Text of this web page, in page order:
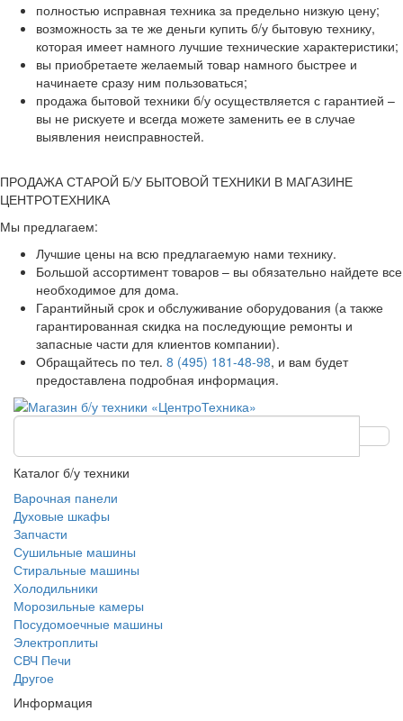
полностью исправная техника за предельно низкую цену;
возможность за те же деньги купить б/у бытовую технику,
которая имеет намного лучшие технические характеристики;
вы приобретаете желаемый товар намного быстрее и
начинаете сразу ним пользоваться;
продажа бытовой техники б/у осуществляется с гарантией –
вы не рискуете и всегда можете заменить ее в случае
выявления неисправностей.
ПРОДАЖА СТАРОЙ Б/У БЫТОВОЙ ТЕХНИКИ В МАГАЗИНЕ
ЦЕНТРОТЕХНИКА
Мы предлагаем:
Лучшие цены на всю предлагаемую нами технику.
Большой ассортимент товаров – вы обязательно найдете все
необходимое для дома.
Гарантийный срок и обслуживание оборудования (а также
гарантированная скидка на последующие ремонты и
запасные части для клиентов компании).
Обращайтесь по тел. 8 (495) 181-48-98, и вам будет
предоставлена подробная информация.
Каталог б/у техники
Варочная панели
Духовые шкафы
Запчасти
Сушильные машины
Стиральные машины
Холодильники
Морозильные камеры
Посудомоечные машины
Электроплиты
СВЧ Печи
Другое
Информация